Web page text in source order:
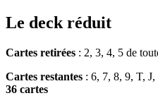
Le deck réduit
Cartes retirées : 2, 3, 4, 5 de
Cartes restantes : 6, 7, 8, 9, T,
36 cartes